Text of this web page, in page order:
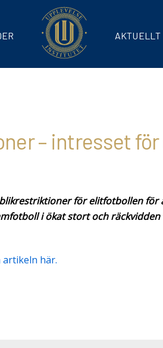
AKTUELLT
– intresset
för elitfotbollen
i ökat stort och
artikeln här.